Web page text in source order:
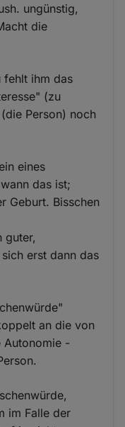
ungünstig,
die
fehlt ihm das
(zu
Person) noch
eines
das ist;
Geburt. Bisschen
guter,
erst dann das
an die von
Autonomie -
im Falle der